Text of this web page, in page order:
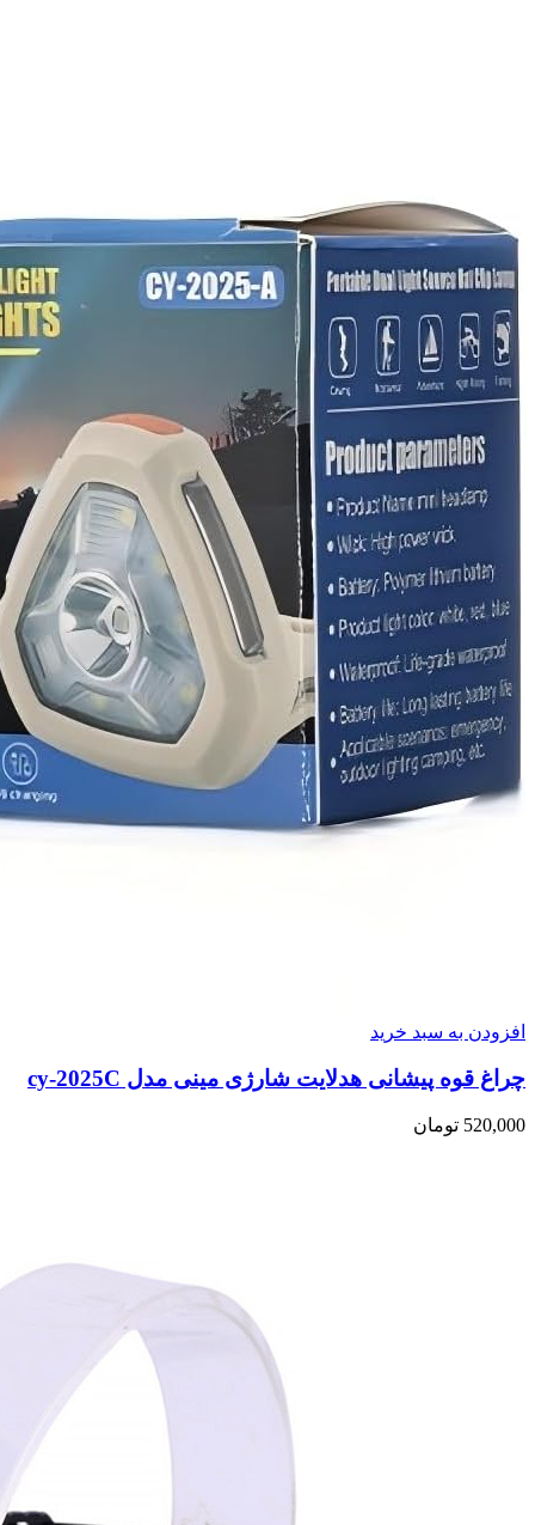
افزودن به سبد خرید
چراغ قوه پیشانی هدلایت شارژی مینی مدل cy-2025C
520,000 تومان